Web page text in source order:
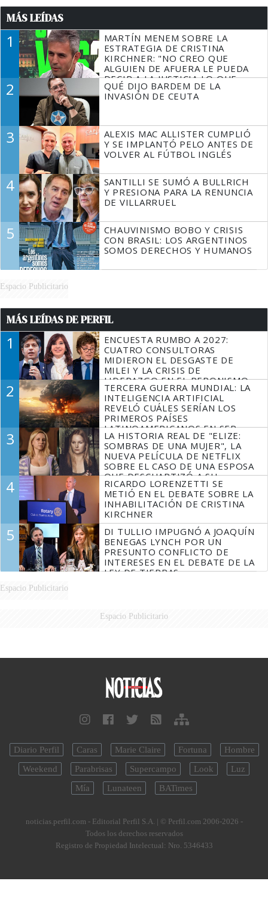
MÁS LEÍDAS
1
MARTÍN MENEM SOBRE LA
ESTRATEGIA DE CRISTINA
KIRCHNER: "NO CREO QUE
ALGUIEN DE AFUERA LE PUEDA
DECIR A LA JUSTICIA LO QUE
TIENE QUE HACER"
2
QUÉ DIJO BARDEM DE LA
INVASIÓN DE CEUTA
3
ALEXIS MAC ALLISTER CUMPLIÓ
Y SE IMPLANTÓ PELO ANTES DE
VOLVER AL FÚTBOL INGLÉS
4
SANTILLI SE SUMÓ A BULLRICH
Y PRESIONA PARA LA RENUNCIA
DE VILLARRUEL
5
CHAUVINISMO BOBO Y CRISIS
CON BRASIL: LOS ARGENTINOS
SOMOS DERECHOS Y HUMANOS
Espacio Publicitario
MÁS LEÍDAS DE PERFIL
1
ENCUESTA RUMBO A 2027:
CUATRO CONSULTORAS
MIDIERON EL DESGASTE DE
MILEI Y LA CRISIS DE
LIDERAZGO EN EL PERONISMO
2
TERCERA GUERRA MUNDIAL: LA
INTELIGENCIA ARTIFICIAL
REVELÓ CUÁLES SERÍAN LOS
PRIMEROS PAÍSES
LATINOAMERICANOS EN SER
DERROTADOS
3
LA HISTORIA REAL DE "ELIZE:
SOMBRAS DE UNA MUJER", LA
NUEVA PELÍCULA DE NETFLIX
SOBRE EL CASO DE UNA ESPOSA
QUE DESCUARTIZÓ A SU
MARIDO
4
RICARDO LORENZETTI SE
METIÓ EN EL DEBATE SOBRE LA
INHABILITACIÓN DE CRISTINA
KIRCHNER
5
DI TULLIO IMPUGNÓ A JOAQUÍN
BENEGAS LYNCH POR UN
PRESUNTO CONFLICTO DE
INTERESES EN EL DEBATE DE LA
LEY DE TIERRAS
Espacio Publicitario
Espacio Publicitario
Diario Perfil Caras Marie Claire Fortuna
Hombre
Weekend
Parabrisas Supercampo Look
Luz
Mía
Lunateen BATimes
noticias.perfil.com - Editorial Perfil S.A. | © Perfil.com 2006-2026 -
Todos los derechos reservados
Registro de Propiedad Intelectual: Nro. 5346433